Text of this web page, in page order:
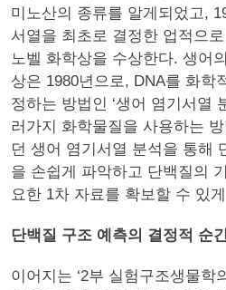
미노산의 종류를 알게되었고,
서열을 최초로 결정한 업적으
노벨 화학상을 수상한다. 생어
상은 1980년으로, DNA를 화학
정하는 방법인 ‘생어 염기서열
러가지 화학물질을 사용하는
던 생어 염기서열 분석을 통해
을 손쉽게 파악하고 단백질의
요한 1차 자료를 확보할 수 있
단백질 구조 예측의 결정적 순
이어지는 ‘2부 실험구조생물학